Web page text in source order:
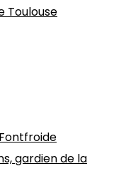
Toulouse
gardien de la